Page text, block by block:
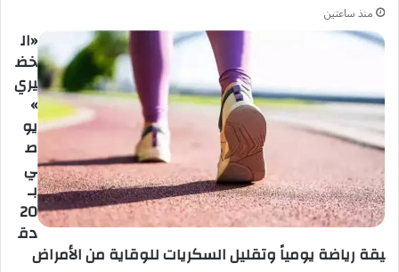
منذ ساعتين
«ال
خض
يري
»
يو
ص
ي
بـ
20
دق
يقة رياضة يومياً وتقليل السكريات للوقاية من الأمراض